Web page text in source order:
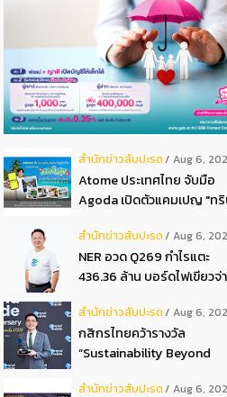
สํานักข่าวสับปะรด Aug 6,
Atome ประเทศไทย จับมือ
Agoda เปิดตัวแคมเปญ "ท
โรงแรมหรู พร้อมผ่อน 0 ได้
งวด**
สํานักข่าวสับปะรด Aug 6,
NER อวด Q269 กำไรแตะ
436.36 ล้าน บอร์ดไฟเขียวจ่
อัตรา 0.05 บ.หุ้น
สํานักข่าวสับปะรด Aug 6,
กสิกรไทยคว้ารางวัล
“Sustainability Beyond
สํานักข่าวสับปะรด Aug 6,